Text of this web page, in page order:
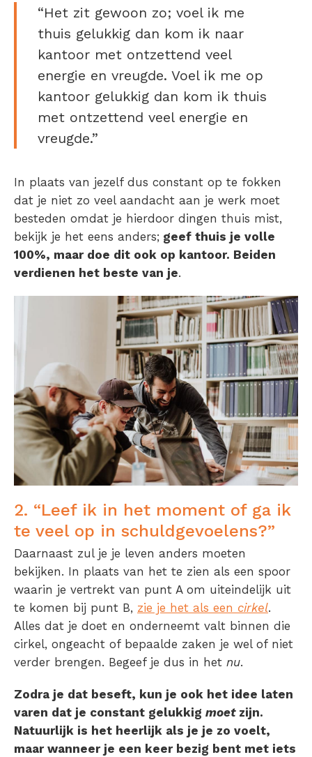
“Het zit gewoon zo; voel ik me
thuis gelukkig dan kom ik naar
kantoor met ontzettend veel
energie en vreugde. Voel ik me op
kantoor gelukkig dan kom ik thuis
met ontzettend veel energie en
vreugde.”
In plaats van jezelf dus constant op te fokken
dat je niet zo veel aandacht aan je werk moet
besteden omdat je hierdoor dingen thuis mist,
bekijk je het eens anders; geef thuis je volle
100%, maar doe dit ook op kantoor. Beiden
verdienen het beste van je.
2. “Leef ik in het moment of ga ik
te veel op in schuldgevoelens?”
Daarnaast zul je je leven anders moeten
bekijken. In plaats van het te zien als een spoor
waarin je vertrekt van punt A om uiteindelijk uit
te komen bij punt B, zie je het als een cirkel.
Alles dat je doet en onderneemt valt binnen die
cirkel, ongeacht of bepaalde zaken je wel of niet
verder brengen. Begeef je dus in het nu.
Zodra je dat beseft, kun je ook het idee laten
varen dat je constant gelukkig moetzijn.
Natuurlijk is het heerlijk als je je zo voelt,
maar wanneer je een keer bezig bent met iets